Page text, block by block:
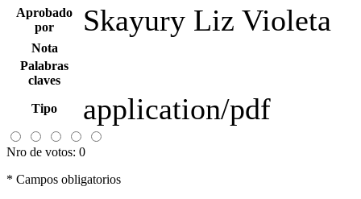
Aprobado
por
Skayury Liz Violeta
Nota
Palabras
claves
Tipo application/pdf
Nro de votos: 0
* Campos obligatorios